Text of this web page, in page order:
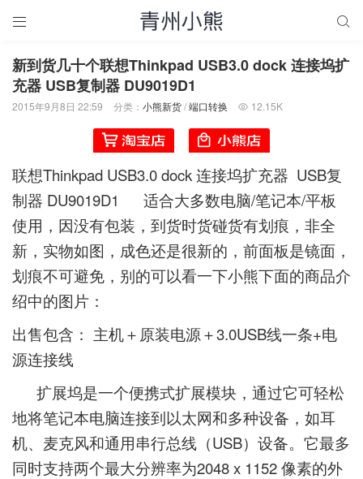
 
新到货几十个联想Thinkpad USB3.0 dock 连接坞扩
充器 USB复制器 DU9019D1
2015年9月8日 22:59 分类： 小熊新货/端口转换  12.15K
联想Thinkpad USB3.0 dock 连接坞扩充器 USB复
制器 DU9019D1 适合大多数电脑/笔记本/平板
使用，因没有包装，到货时货碰货有划痕，非全
新，实物如图，成色还是很新的，前面板是镜面，
划痕不可避免，别的可以看一下小熊下面的商品介
绍中的图片：
出售包含： 主机＋原装电源＋3.0USB线一条+电
源连接线
扩展坞是一个便携式扩展模块，通过它可轻松
地将笔记本电脑连接到以太网和多种设备，如耳
机、麦克风和通用串行总线（USB）设备。它最多
同时支持两个最大分辨率为2048 x 1152 像素的外